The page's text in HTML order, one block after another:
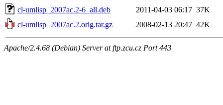
cl-umlisp_2007ac.2-6_all.deb
2011-04-03 06:17 37K
cl-umlisp_2007ac.2.orig.tar.gz
2008-02-13 20:47 42K
Apache/2.4.68 (Debian) Server at ftp.zcu.cz Port 443